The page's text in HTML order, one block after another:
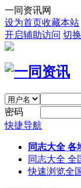
一同资讯网
设为首页收藏本站
开启辅助访问 切
密码
快捷导航
同志大全 各
同志大全 全
快速浏览全